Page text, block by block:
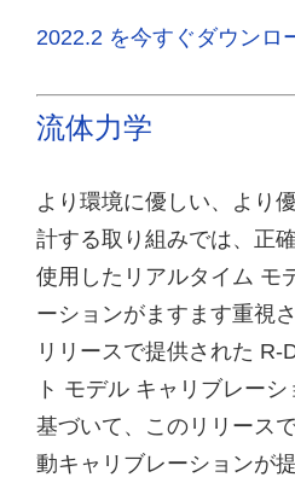
2022.2 を今すぐダウンロ
流体力学
より環境に優しい、より
計する取り組みでは、正
使用したリアルタイム モ
ーションがますます重視
リリースで提供された R-
ト モデル キャリブレー
基づいて、このリリース
動キャリブレーションが